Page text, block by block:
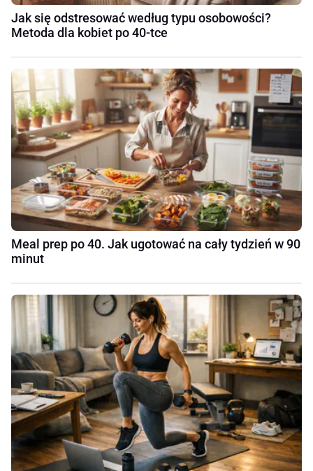
Jak się odstresować według typu osobowości?
Metoda dla kobiet po 40-tce
Meal prep po 40. Jak ugotować na cały tydzień w 90
minut